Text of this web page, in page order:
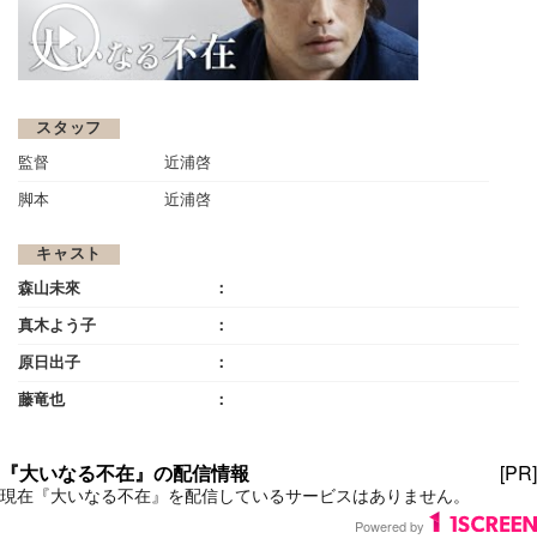
スタッフ
監督 近浦啓
脚本 近浦啓
キャスト
森山未來
真木よう子
原日出子
藤竜也